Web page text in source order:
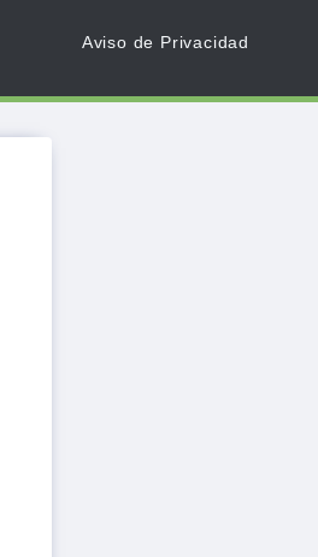
Aviso de Privacidad